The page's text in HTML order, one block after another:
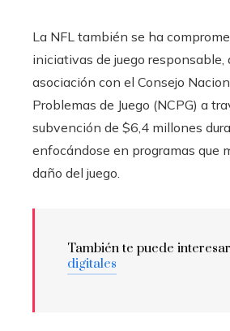
La NFL también se ha
iniciativas de juego responsable,
asociación con el Consejo
Problemas de Juego (NCPG) a
subvención de $6,4 millones
enfocándose en programas que
daño del juego.
También te puede
digitales